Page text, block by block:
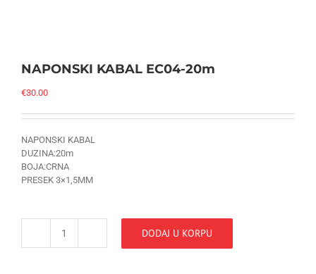
NAPONSKI KABAL EC04-20m
€30.00
NAPONSKI KABAL
DUZINA:20m
BOJA:CRNA
PRESEK 3×1,5MM
NAPONSKI
DODAJ U KORPU